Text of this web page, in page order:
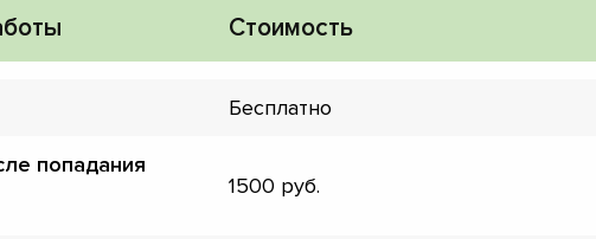
Стоимость
Бесплатно
попадания
1500